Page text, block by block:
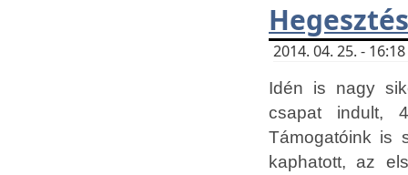
2014. 04. 25. -
Idén is nagy
csapat indult,
Támogatóink is
kaphatott, az